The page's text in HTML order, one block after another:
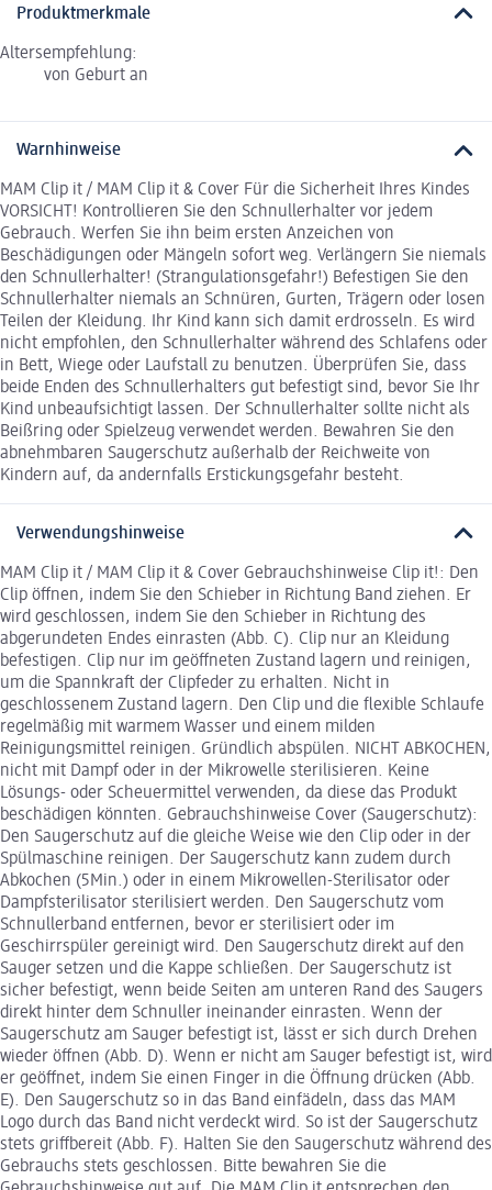
Produktmerkmale
Altersempfehlung:
von Geburt an
Warnhinweise
MAM Clip it / MAM Clip it & Cover Für die Sicherheit Ihres Kindes
VORSICHT! Kontrollieren Sie den Schnullerhalter vor jedem
Gebrauch. Werfen Sie ihn beim ersten Anzeichen von
Beschädigungen oder Mängeln sofort weg. Verlängern Sie niemals
den Schnullerhalter! (Strangulationsgefahr!) Befestigen Sie den
Schnullerhalter niemals an Schnüren, Gurten, Trägern oder losen
Teilen der Kleidung. Ihr Kind kann sich damit erdrosseln. Es wird
nicht empfohlen, den Schnullerhalter während des Schlafens oder
in Bett, Wiege oder Laufstall zu benutzen. Überprüfen Sie, dass
beide Enden des Schnullerhalters gut befestigt sind, bevor Sie Ihr
Kind unbeaufsichtigt lassen. Der Schnullerhalter sollte nicht als
Beißring oder Spielzeug verwendet werden. Bewahren Sie den
abnehmbaren Saugerschutz außerhalb der Reichweite von
Kindern auf, da andernfalls Erstickungsgefahr besteht.
Verwendungshinweise
MAM Clip it / MAM Clip it & Cover Gebrauchshinweise Clip it!: Den
Clip öffnen, indem Sie den Schieber in Richtung Band ziehen. Er
wird geschlossen, indem Sie den Schieber in Richtung des
abgerundeten Endes einrasten (Abb. C). Clip nur an Kleidung
befestigen. Clip nur im geöffneten Zustand lagern und reinigen,
um die Spannkraft der Clipfeder zu erhalten. Nicht in
geschlossenem Zustand lagern. Den Clip und die flexible Schlaufe
regelmäßig mit warmem Wasser und einem milden
Reinigungsmittel reinigen. Gründlich abspülen. NICHT ABKOCHEN,
nicht mit Dampf oder in der Mikrowelle sterilisieren. Keine
Lösungs- oder Scheuermittel verwenden, da diese das Produkt
beschädigen könnten. Gebrauchshinweise Cover (Saugerschutz):
Den Saugerschutz auf die gleiche Weise wie den Clip oder in der
Spülmaschine reinigen. Der Saugerschutz kann zudem durch
Abkochen (5Min.) oder in einem Mikrowellen-Sterilisator oder
Dampfsterilisator sterilisiert werden. Den Saugerschutz vom
Schnullerband entfernen, bevor er sterilisiert oder im
Geschirrspüler gereinigt wird. Den Saugerschutz direkt auf den
Sauger setzen und die Kappe schließen. Der Saugerschutz ist
sicher befestigt, wenn beide Seiten am unteren Rand des Saugers
direkt hinter dem Schnuller ineinander einrasten. Wenn der
Saugerschutz am Sauger befestigt ist, lässt er sich durch Drehen
wieder öffnen (Abb. D). Wenn er nicht am Sauger befestigt ist, wird
er geöffnet, indem Sie einen Finger in die Öffnung drücken (Abb.
E). Den Saugerschutz so in das Band einfädeln, dass das MAM
Logo durch das Band nicht verdeckt wird. So ist der Saugerschutz
stets griffbereit (Abb. F). Halten Sie den Saugerschutz während des
Gebrauchs stets geschlossen. Bitte bewahren Sie die